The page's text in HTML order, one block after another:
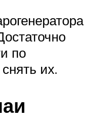
по
их.